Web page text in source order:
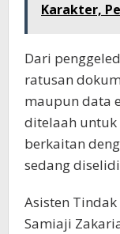
Karakter,
Dari
ratusan
maupun data
ditelaah
berkaitan
sedang
Asisten
Samiaji